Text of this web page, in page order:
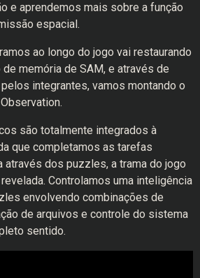
e aprendemos mais sobre a função
espacial.
ao longo do jogo vai restaurando
memória de SAM, e através de
integrantes, vamos montando o
são totalmente integrados à
que completamos as tarefas
através dos puzzles, a trama do jogo
Controlamos uma inteligência
envolvendo combinações de
de arquivos e controle do sistema
sentido.